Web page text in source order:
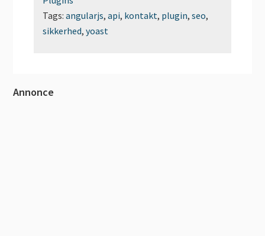
Tags:angularjs,api, kontakt, plugin,seo,
sikkerhed,yoast
Primær
Annonce